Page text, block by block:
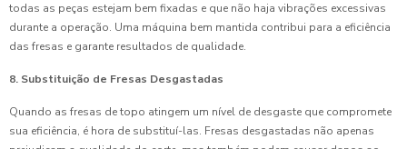
todas as peças estejam bem fixadas e que não haja vibrações excessivas
durante a operação. Uma máquina bem mantida contribui para a eficiência
das fresas e garante resultados de qualidade.
8. Substituição de Fresas Desgastadas
Quando as fresas de topo atingem um nível de desgaste que compromete
sua eficiência, é hora de substituí-las. Fresas desgastadas não apenas